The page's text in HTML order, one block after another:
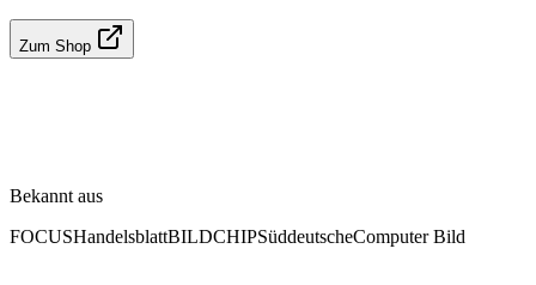
Zum Shop
Bekannt aus
FOCUSHandelsblattBILDCHIPSüddeutscheComputer Bild